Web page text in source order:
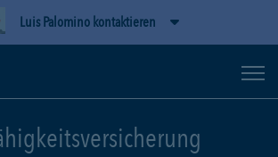
Luis Palomino kontaktieren